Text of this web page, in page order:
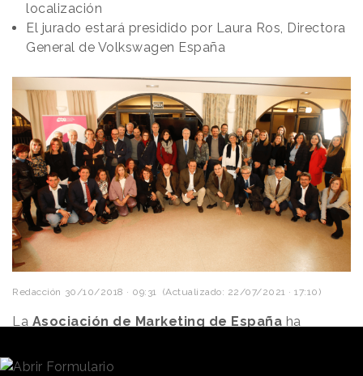
localización
El jurado estará presidido por Laura Ros, Directora
General de Volkswagen España
Redacción 30/10/2018 · 09:31 (Actualizado: 22/07/2021 · 17:10)
La Asociación de Marketing de España ha
de Marketing para 2019. El lema de este año es